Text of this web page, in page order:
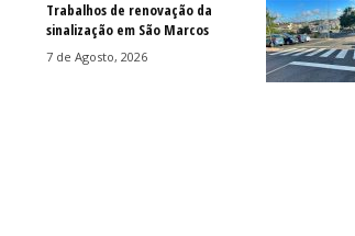
Trabalhos de renovação da
sinalização em São Marcos
7 de Agosto, 2026